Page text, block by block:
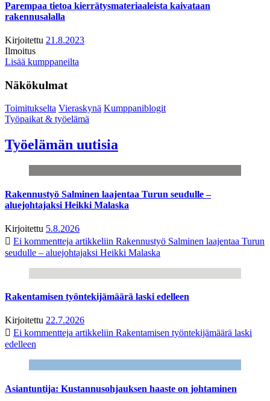
Parempaa tietoa kierrätysmateriaaleista kaivataan
rakennusalalla
Kirjoitettu 21.8.2023
Ilmoitus
Lisää kumppaneilta
Näkökulmat
Toimitukselta Vieraskynä Kumppaniblogit
Työpaikat & työelämä
Työelämän uutisia
Rakennustyö Salminen laajentaa Turun seudulle –
aluejohtajaksi Heikki Malaska
Kirjoitettu 5.8.2026
Ei kommentteja artikkeliin Rakennustyö Salminen laajentaa Turun
seudulle – aluejohtajaksi Heikki Malaska
Rakentamisen työntekijämäärä laski edelleen
Kirjoitettu 22.7.2026
Ei kommentteja artikkeliin Rakentamisen työntekijämäärä laski
edelleen
Asiantuntija: Kustannusohjauksen haaste on johtaminen